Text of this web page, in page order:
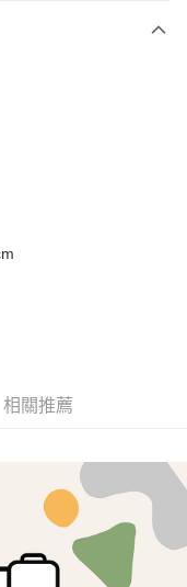
轉至「AFTEE先享後付」
結帳。
連結，可透過四大超商／
易完成。
相關推薦